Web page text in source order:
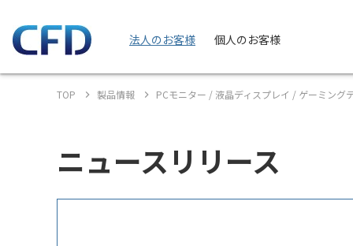
法人のお客様 個人のお客様
TOP 製品情報 PCモニター / 液晶ディスプレイ / ゲーミング
ニュースリリース